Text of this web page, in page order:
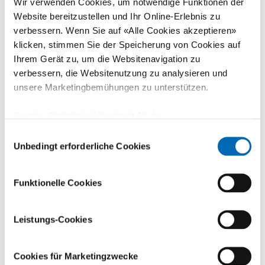
Wir verwenden Cookies, um notwendige Funktionen der
Website bereitzustellen und Ihr Online-Erlebnis zu
verbessern. Wenn Sie auf «Alle Cookies akzeptieren»
klicken, stimmen Sie der Speicherung von Cookies auf
Ihrem Gerät zu, um die Websitenavigation zu
verbessern, die Websitenutzung zu analysieren und
unsere Marketingbemühungen zu unterstützen.
Unbedingt erforderliche Cookies
Funktionelle Cookies
Leistungs-Cookies
Cookies für Marketingzwecke
Infrastruktur für die Zusammenarbeit zwischen
Akademie, Klinik und Industrie. Die Einrichtung
eröffnete im Dezember 2015 in unmittelbarer Nähe
zur Universitätsklinik Balgrist, konnte 2025 also sein
10-jähriges Bestehen feiern. Der Campus war von der
ResOrtho Stiftung und demVerein Balgristals
Am 11. Juni 2025 übernahm der Schweizerische Verein
Balgrist sämtliche Aktien der Balgrist Campus AG. Im
Herbst übernahm Dr. Sebastiano Caprara die
Der Balgrist Campus entstand aus der Vision von
ärztlicher Direktor der Universitätsklinik Balgrist